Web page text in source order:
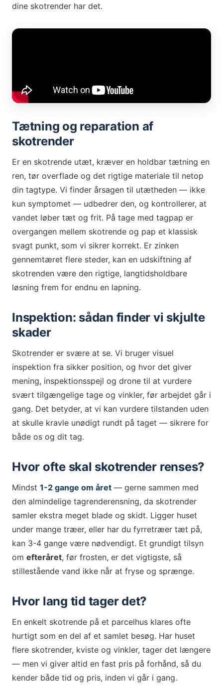
dine skotrender har det.
Tætning og reparation af
skotrender
Er en skotrende utæt, kræver en holdbar tætning en
ren, tør overflade og det rigtige materiale til netop
din tagtype. Vi finder årsagen til utætheden — ikke
kun symptomet — udbedrer den, og kontrollerer, at
vandet løber tæt og frit. På tage med tagpap er
overgangen mellem skotrende og pap et klassisk
svagt punkt, som vi sikrer korrekt. Er zinken
gennemtæret flere steder, kan en udskiftning af
skotrenden være den rigtige, langtidsholdbare
løsning frem for endnu en lapning.
Inspektion: sådan finder vi skjulte
skader
Skotrender er svære at se. Vi bruger visuel
inspektion fra sikker position, og hvor det giver
mening, inspektionsspejl og drone til at vurdere
svært tilgængelige tage og vinkler, før arbejdet går i
gang. Det betyder, at vi kan vurdere tilstanden uden
at skulle kravle unødigt rundt på taget — sikrere for
både os og dit tag.
Hvor ofte skal skotrender renses?
Mindst 1-2 gange om året — gerne sammen med
den almindelige tagrenderensning, da skotrender
samler ekstra meget blade og skidt. Ligger huset
under mange træer, eller har du fyrretræer tæt på,
kan 3-4 gange være nødvendigt. Et grundigt tilsyn
om efteråret, før frosten, er det vigtigste, så
stillestående vand ikke når at fryse og sprænge.
Hvor lang tid tager det?
En enkelt skotrende på et parcelhus klares ofte
hurtigt som en del af et samlet besøg. Har huset
flere skotrender, kviste og vinkler, tager det længere
— men vi giver altid en fast pris på forhånd, så du
kender både tid og pris, inden vi går i gang.